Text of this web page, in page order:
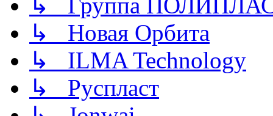
↳ Группа
↳ Новая Орбита
↳ ILMA Technology
↳ Руспласт